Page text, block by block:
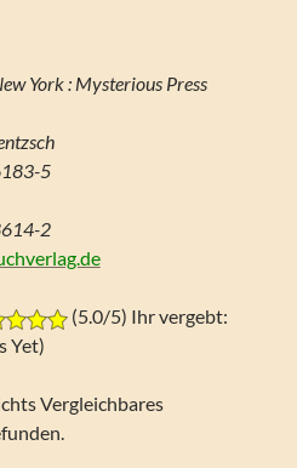
York : Mysterious Press
5
2
(5.0/5) Ihr vergebt:
Yet)
Vergleichbares